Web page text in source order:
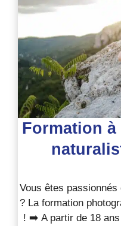
Formation
Vous êtes
? La formation
! ➡️ A partir de 18